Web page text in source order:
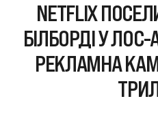
NETFLIX
БІЛБОРДІ У
РЕКЛАМНА